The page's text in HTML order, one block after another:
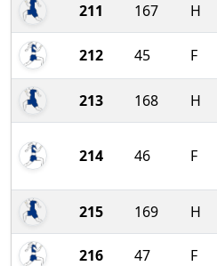
211 167 H
212 45 F
213 168 H
214 46 F
215 169 H
216 47 F